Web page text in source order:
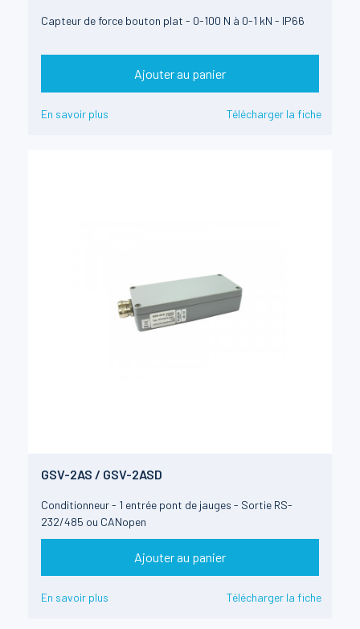
Capteur de force bouton plat - 0-100 N à 0-1 kN - IP66
Ajouter au panier
En savoir plus Télécharger la fiche
GSV-2AS / GSV-2ASD
Conditionneur - 1 entrée pont de jauges - Sortie RS-
232/485 ou CANopen
Ajouter au panier
En savoir plus Télécharger la fiche